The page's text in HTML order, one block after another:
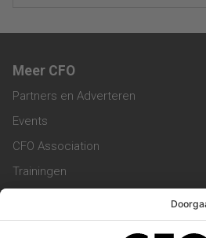
Meer CFO
Partners en Adverteren
Events
CFO Association
Trainingen
Vacatures